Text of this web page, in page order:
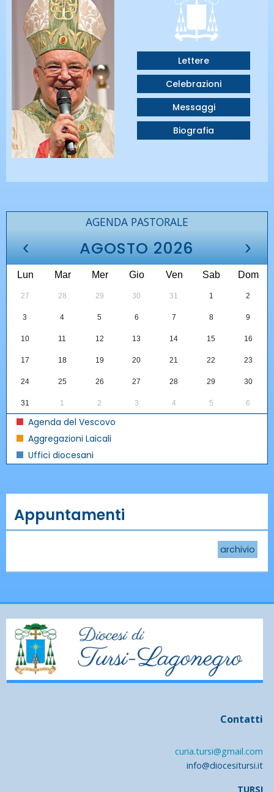
Lettere
Celebrazioni
Messaggi
Biografia
AGENDA PASTORALE
‹ AGOSTO 2026 ›
Lun Mar Mer Gio Ven Sab Dom
27 28 29 30 31 1 2
3 4 5 6 7 8 9
10 11 12 13 14 15 16
17 18 19 20 21 22 23
24 25 26 27 28 29 30
31 1 2 3 4 5 6
Agenda del Vescovo
Aggregazioni Laicali
Uffici diocesani
Appuntamenti
archivio
Contatti
curia.tursi@gmail.com
info@diocesitursi.it
TURSI